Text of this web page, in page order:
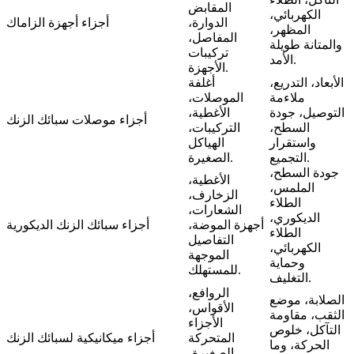
أجزاء أجهزة الزاماك
المقابض
الدوارة،
المفاصل،
تركيبات
الأجهزة.
الكهربائي،
المظهر،
والمتانة طويلة
الأمد.
أجزاء موصلات سبائك الزنك
أغلفة
الموصلات،
الأغطية،
التركيبات،
الهياكل
الصغيرة.
الأبعاد، التدريع،
ملاءمة
التوصيل، جودة
السطح،
واستقرار
التجميع.
أجزاء سبائك الزنك الديكورية
الأغطية،
الزخارف،
الشعارات،
أجهزة الموضة،
التفاصيل
الموجهة
للمستهلك.
جودة السطح،
الملمس،
الطلاء
الديكوري،
الطلاء
الكهربائي،
وحماية
التغليف.
أجزاء ميكانيكية لسبائك الزنك
الروافع،
الأقواس،
الأجزاء
المتحركة
الصلابة، موضع
الثقب، مقاومة
التآكل، خلوص
الحركة، وما